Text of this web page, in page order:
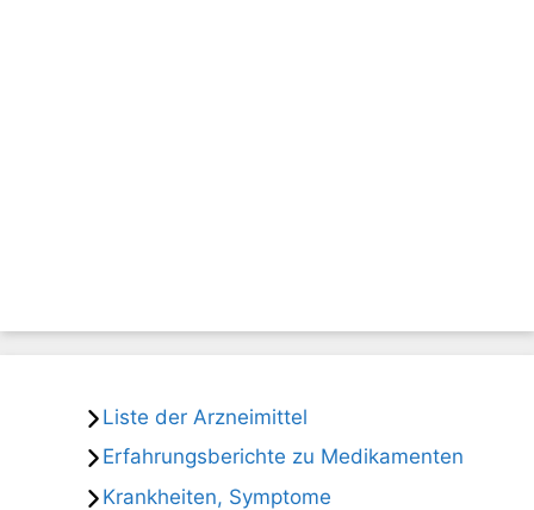
Liste der Arzneimittel
Erfahrungsberichte zu Medikamenten
Krankheiten, Symptome